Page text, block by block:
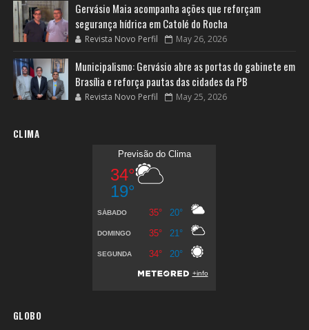
Gervásio Maia acompanha ações que reforçam
segurança hídrica em Catolé do Rocha
Revista Novo Perfil May 26, 2026
Municipalismo: Gervásio abre as portas do gabinete em
Brasília e reforça pautas das cidades da PB
Revista Novo Perfil May 25, 2026
CLIMA
GLOBO